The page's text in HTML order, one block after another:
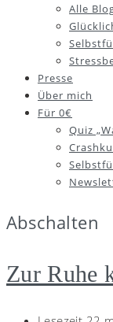
Alle
Presse
Über mich
Für 0€
Quiz
Abschalten
Zur Ruhe